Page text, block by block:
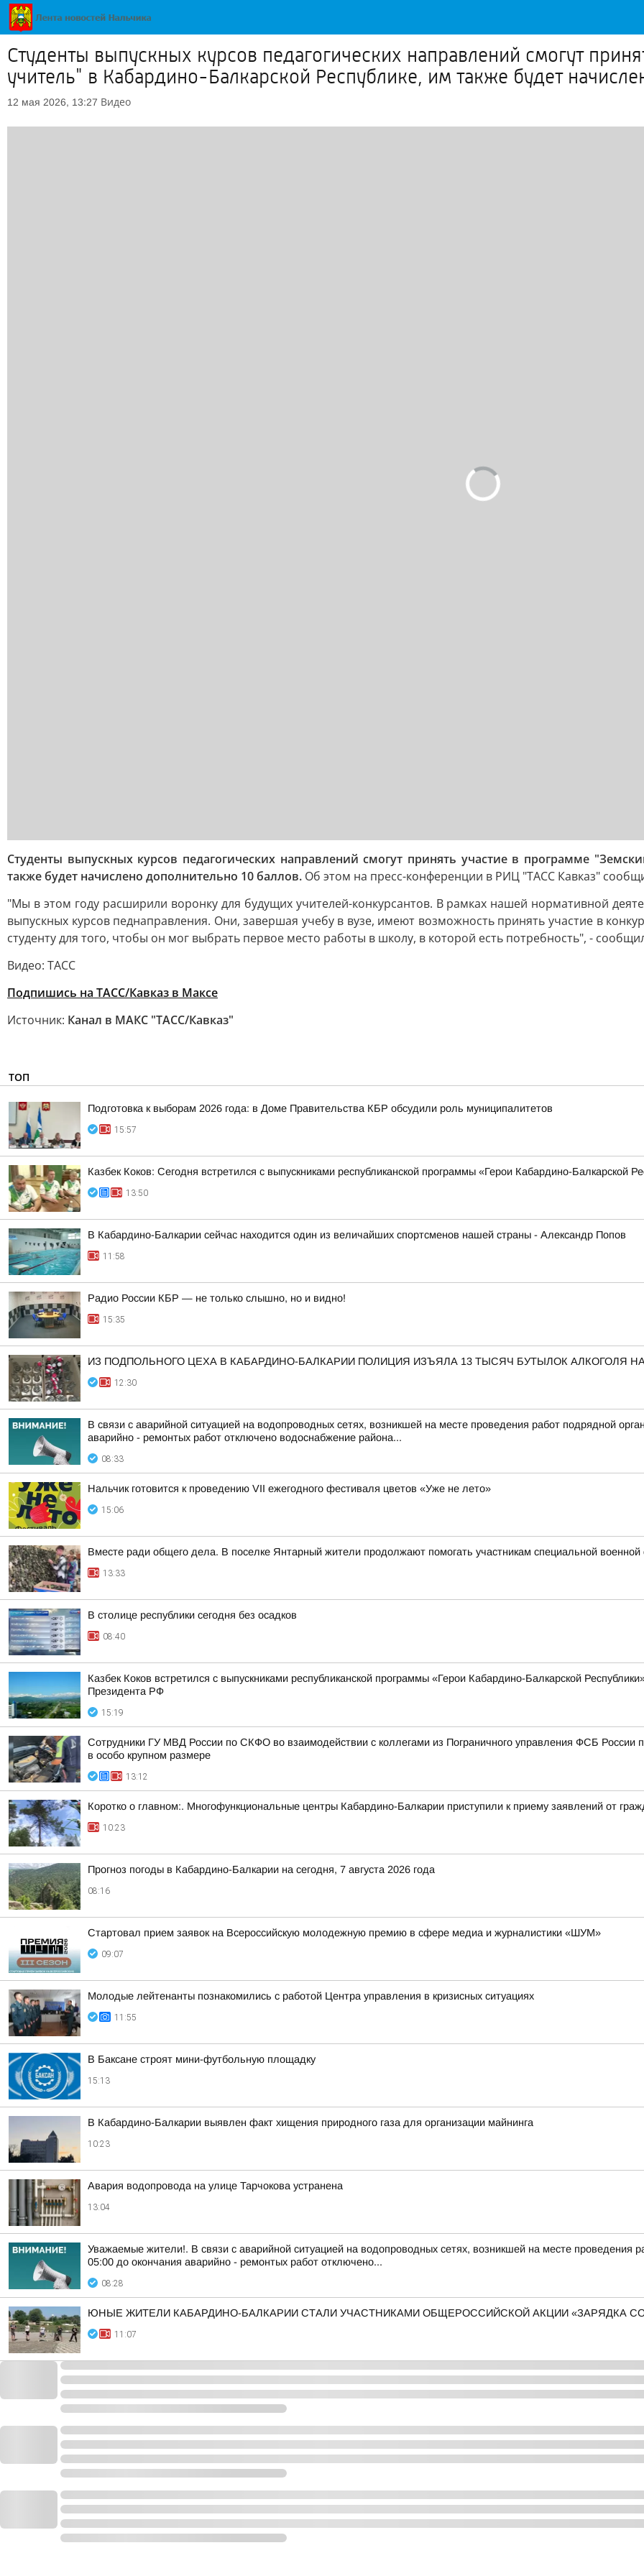
Студенты выпускных курсов педагогических направлений смогут
учитель" в Кабардино-Балкарской Республике, им также будет
12 мая 2026, 13:27 Видео
Студенты выпускных курсов педагогических направлений смогут принять участие в программе
также будет начислено дополнительно 10 баллов. Об этом на пресс-конференции в РИЦ "ТАСС Кавказ"
"Мы в этом году расширили воронку для будущих учителей-конкурсантов. В рамках нашей нормативной
выпускных курсов педнаправления. Они, завершая учебу в вузе, имеют возможность принять участие в
студенту для того, чтобы он мог выбрать первое место работы в школу, в которой есть потребность", -
Видео: ТАСС
Подпишись на ТАСС/Кавказ в Максе
Источник: Канал в МАКС "ТАСС/Кавказ"
ТОП
Подготовка к выборам 2026 года: в Доме Правительства КБР обсудили роль муниципалитетов
15:57
Казбек Коков: Сегодня встретился с выпускниками республиканской программы «Герои Кабардино-Балкарской
13:50
В Кабардино-Балкарии сейчас находится один из величайших спортсменов нашей страны - Александр Попов
11:58
Радио России КБР — не только слышно, но и видно!
15:35
ИЗ ПОДПОЛЬНОГО ЦЕХА В КАБАРДИНО-БАЛКАРИИ ПОЛИЦИЯ ИЗЪЯЛА 13 ТЫСЯЧ БУТЫЛОК АЛКОГОЛЯ
12:30
В связи с аварийной ситуацией на водопроводных сетях, возникшей на месте проведения работ подрядной
аварийно - ремонтых работ отключено водоснабжение района...
08:33
Нальчик готовится к проведению VII ежегодного фестиваля цветов «Уже не лето»
15:06
Вместе ради общего дела. В поселке Янтарный жители продолжают помогать участникам специальной военной
13:33
В столице республики сегодня без осадков
08:40
Казбек Коков встретился с выпускниками республиканской программы «Герои Кабардино-Балкарской
Президента РФ
15:19
Сотрудники ГУ МВД России по СКФО во взаимодействии с коллегами из Пограничного управления ФСБ России
в особо крупном размере
13:12
Коротко о главном:. Многофункциональные центры Кабардино-Балкарии приступили к приему заявлений от
10:23
Прогноз погоды в Кабардино-Балкарии на сегодня, 7 августа 2026 года
08:16
Стартовал прием заявок на Всероссийскую молодежную премию в сфере медиа и журналистики «ШУМ»
09:07
Молодые лейтенанты познакомились с работой Центра управления в кризисных ситуациях
11:55
В Баксане строят мини-футбольную площадку
15:13
В Кабардино-Балкарии выявлен факт хищения природного газа для организации майнинга
10:23
Авария водопровода на улице Тарчокова устранена
13:04
Уважаемые жители!. В связи с аварийной ситуацией на водопроводных сетях, возникшей на месте проведения
05:00 до окончания аварийно - ремонтых работ отключено...
08:28
ЮНЫЕ ЖИТЕЛИ КАБАРДИНО-БАЛКАРИИ СТАЛИ УЧАСТНИКАМИ ОБЩЕРОССИЙСКОЙ АКЦИИ «ЗАРЯДКА
11:07